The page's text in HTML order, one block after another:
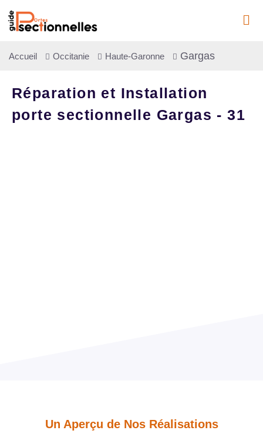
Accueil Occitanie Haute-Garonne Gargas
Réparation et Installation
porte sectionnelle Gargas - 31
Un Aperçu de Nos Réalisations​